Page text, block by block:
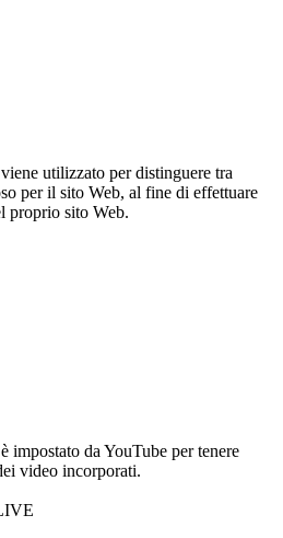
utilizzato per distinguere tra
per il sito Web, al fine di effettuare
proprio sito Web.
impostato da YouTube per tenere
video incorporati.